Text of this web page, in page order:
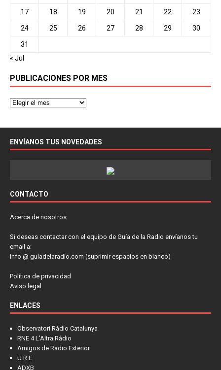
17 18 19 20 21 22 23
24 25 26 27 28 29 30
31
« Jul
PUBLICACIONES POR MES
ENVÍANOS TUS NOVEDADES
CONTACTO
Acerca de nosotros
Si deseas contactar con el equipo de Guía de la Radio envíanos tu
email a:
info @ guiadelaradio.com (suprimir espacios en blanco)
Política de privacidad
Aviso legal
ENLACES
Observatori Ràdio Catalunya
RNE 4 L'Altra Ràdio
Amigos de Radio Exterior
U.R.E.
ADXB